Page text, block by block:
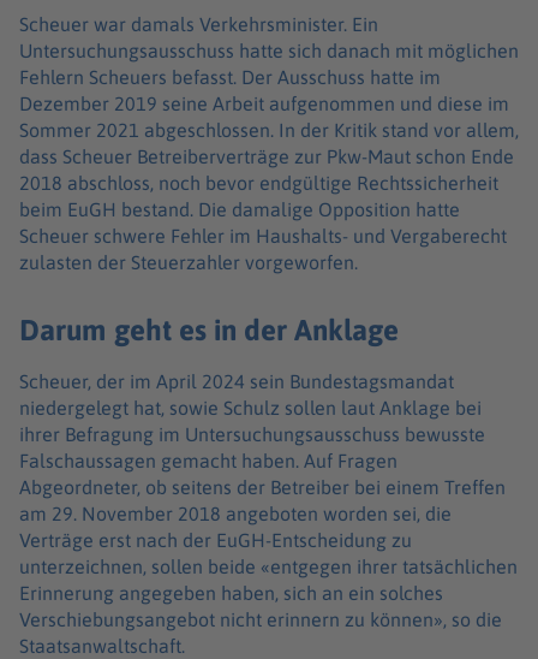
Scheuer war damals Verkehrsminister. Ein
Untersuchungsausschuss hatte sich danach mit möglichen
Fehlern Scheuers befasst. Der Ausschuss hatte im
Dezember 2019 seine Arbeit aufgenommen und diese im
Sommer 2021 abgeschlossen. In der Kritik stand vor allem,
dass Scheuer Betreiberverträge zur Pkw-Maut schon Ende
2018 abschloss, noch bevor endgültige Rechtssicherheit
beim EuGH bestand. Die damalige Opposition hatte
Scheuer schwere Fehler im Haushalts- und Vergaberecht
zulasten der Steuerzahler vorgeworfen.
Darum geht es in der Anklage
Scheuer, der im April 2024 sein Bundestagsmandat
niedergelegt hat, sowie Schulz sollen laut Anklage bei
ihrer Befragung im Untersuchungsausschuss bewusste
Falschaussagen gemacht haben. Auf Fragen
Abgeordneter, ob seitens der Betreiber bei einem Treffen
am 29. November 2018 angeboten worden sei, die
Verträge erst nach der EuGH-Entscheidung zu
unterzeichnen, sollen beide «entgegen ihrer tatsächlichen
Erinnerung angegeben haben, sich an ein solches
Verschiebungsangebot nicht erinnern zu können», so die
Staatsanwaltschaft.